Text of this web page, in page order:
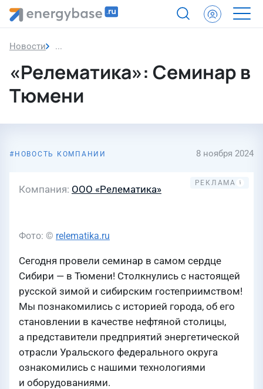
Новости «Релематика»: Семинар в Тюмени
«Релематика»: Семинар в
Тюмени
НОВОСТЬ КОМПАНИИ 8 ноября 2024
Компания ООО «Релематика»
Фото: © relematika.ru
Сегодня провели семинар в самом сердце
Сибири — в Тюмени! Столкнулись с настоящей
русской зимой и сибирским гостеприимством!
Мы познакомились с историей города, об его
становлении в качестве нефтяной столицы,
а представители предприятий энергетической
отрасли Уральского федерального округа
ознакомились с нашими технологиями
и оборудованиями.